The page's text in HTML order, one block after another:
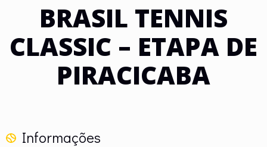
BRASIL TENNIS
CLASSIC – ETAPA DE
PIRACICABA
Informações